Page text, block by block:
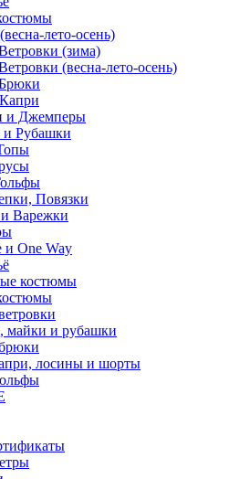
лето-осень)
(зима)
(весна-лето-осень)
и Джемперы
Рубашки
Повязки
Варежки
и One Way
костюмы
майки и рубашки
лосины и шорты